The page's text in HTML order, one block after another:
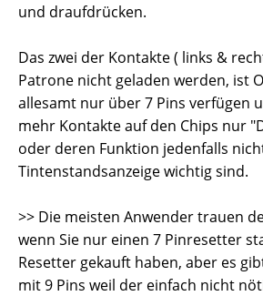
und draufdrücken.
Das zwei der Kontakte ( links &
Patrone nicht geladen werden, ist
allesamt nur über 7 Pins verfügen
mehr Kontakte auf den Chips nur
oder deren Funktion jedenfalls
Tintenstandsanzeige wichtig sind.
>> Die meisten Anwender trauen
wenn Sie nur einen 7 Pinresetter
Resetter gekauft haben, aber es
mit 9 Pins weil der einfach nicht